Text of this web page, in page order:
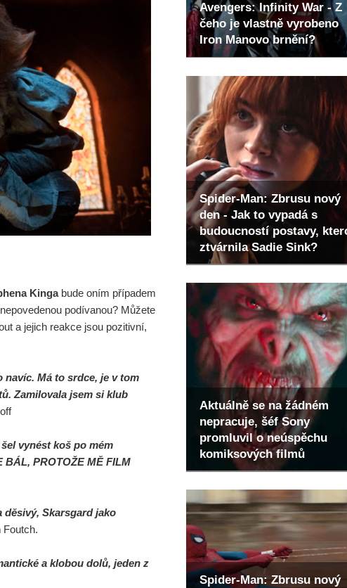
Avengers: Infinity War - Z
čeho je vlastně vyrobeno
Iron Manovo brnění?
Spider-Man: Zbrusu nový
den - Jak to vypadá s
budoucností postavy,
ztvárnila Sadie Sink?
Aktuálně se na žádném
nepracuje, šéf Sony
promluvil o neúspěchu
komiksových filmů
Spider-Man: Zbrusu nový
Kingabude oním případem
podívanou? Můžete
a jejich reakce jsou pozitivní,
navíc. Má to srdce, je v tom
Zamilovala jsem si klub
vynést koš po mém
PROTOŽE MĚ FILM
děsivý, Skarsgard jako
a klobou dolů, jeden z